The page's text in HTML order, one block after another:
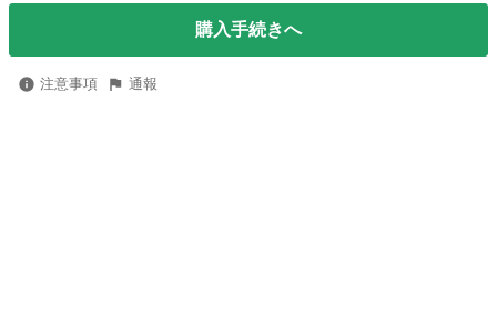
購入手続きへ
注意事項 通報